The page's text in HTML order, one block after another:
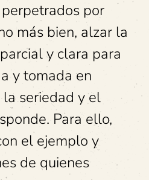
por
más bien, alzar la
y clara para
y tomada en
la seriedad y el
Para ello,
el ejemplo y
de quienes